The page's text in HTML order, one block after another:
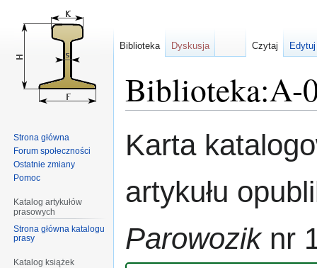
Biblioteka:A-
do
do
Karta
artykułu
Parowoziknr
Biblioteka Dyskusja Czytaj
Strona główna
Forum społeczności
Ostatnie zmiany
Pomoc
Katalog artykułów
prasowych
Strona główna katalogu
prasy
Katalog książek